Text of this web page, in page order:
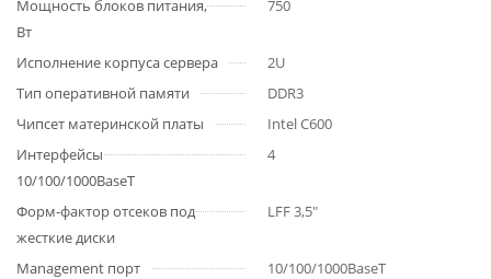
Мощность блоков питания,
Вт
750
Исполнение корпуса сервера
2U
Тип оперативной памяти
DDR3
Чипсет материнской платы
Intel C600
Интерфейсы
10/100/1000BaseT
4
Форм-фактор отсеков под
жесткие диски
LFF 3,5"
Management порт
10/100/1000BaseT